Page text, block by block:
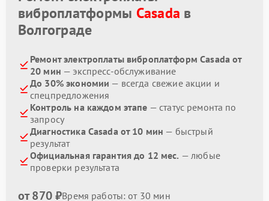
виброплатформы Casada в
Волгограде
Ремонт электроплаты виброплатформ Casada от
20 мин — экспресс-обслуживание
До 30% экономии — всегда свежие акции и
спецпредложения
Контроль на каждом этапе — статус ремонта по
запросу
Диагностика Casada от 10 мин — быстрый
результат
Официальная гарантия до 12 мес. — любые
проверки результата
от 870 ₽Время работы: от 30 мин